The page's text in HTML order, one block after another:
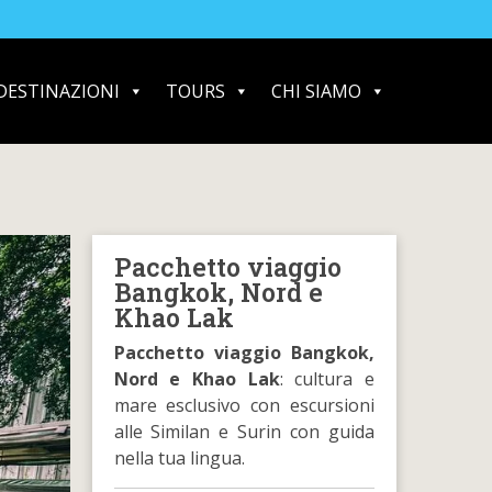
TOURS CHI SIAMO
Pacchetto viaggio
Bangkok, Nord e
Khao Lak
Pacchetto viaggio Bangkok,
Nord e Khao Lak: cultura e
mare esclusivo con escursioni
alle Similan e Surin con guida
nella tua lingua.